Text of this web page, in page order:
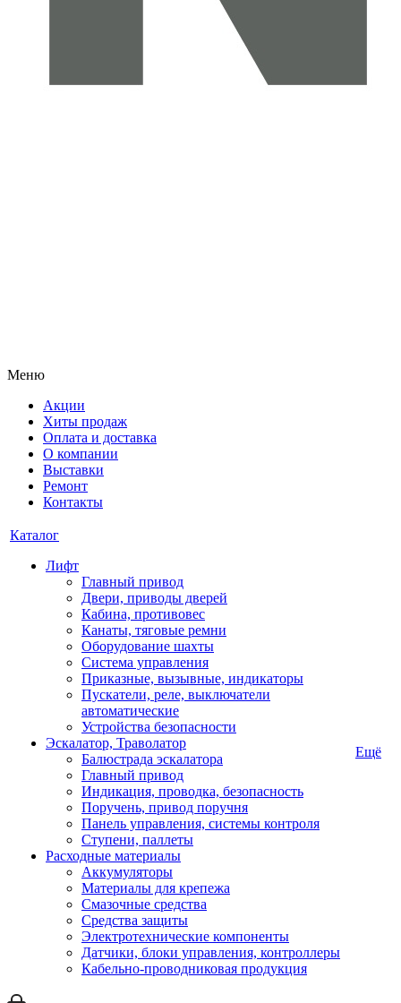
Меню
Акции
Хиты продаж
Оплата и доставка
О компании
Выставки
Ремонт
Контакты
Каталог
Лифт
Главный привод
Двери, приводы дверей
Кабина, противовес
Канаты, тяговые ремни
Оборудование шахты
Система управления
Приказные, вызывные, индикаторы
Пускатели, реле, выключатели
автоматические
Устройства безопасности
Эскалатор, Траволатор
Балюстрада эскалатора
Главный привод
Индикация, проводка, безопасность
Поручень, привод поручня
Панель управления, системы контроля
Ступени, паллеты
Расходные материалы
Аккумуляторы
Материалы для крепежа
Смазочные средства
Средства защиты
Электротехнические компоненты
Датчики, блоки управления, контроллеры
Кабельно-проводниковая продукция
Ещё